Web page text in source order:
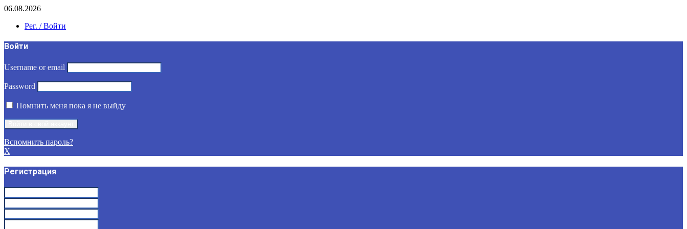
06.08.2026
Рег. / Войти
Войти
Username or email
Password
Помнить меня пока я не выйду
Вспомнить пароль?
X
Регистрация